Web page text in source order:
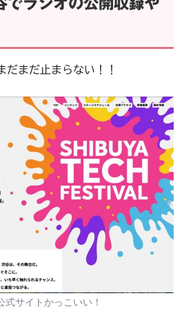
だまだ止まらない！！
式サイトかっこいい！